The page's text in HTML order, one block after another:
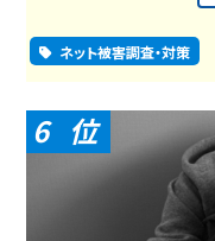
ネット被害調査・対策
6